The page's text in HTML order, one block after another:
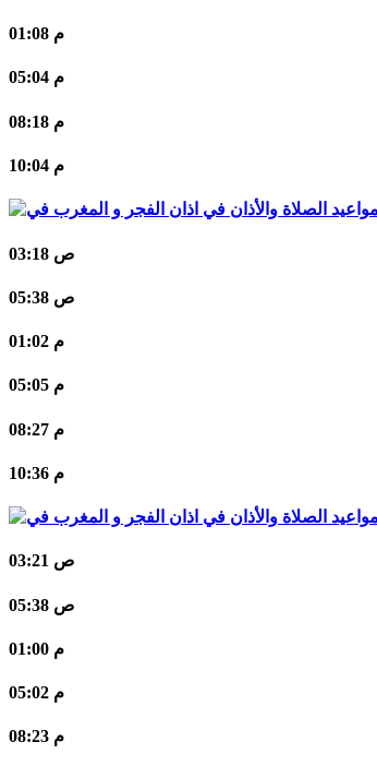
01:08 م
05:04 م
08:18 م
10:04 م
03:18 ص
05:38 ص
01:02 م
05:05 م
08:27 م
10:36 م
03:21 ص
05:38 ص
01:00 م
05:02 م
08:23 م